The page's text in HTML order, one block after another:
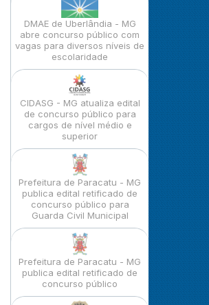
DMAE de Uberlândia - MG
abre concurso público com
vagas para diversos níveis de
escolaridade
CIDASG - MG atualiza edital
de concurso público para
cargos de nível médio e
superior
Prefeitura de Paracatu - MG
publica edital retificado de
concurso público para
Guarda Civil Municipal
Prefeitura de Paracatu - MG
publica edital retificado de
concurso público